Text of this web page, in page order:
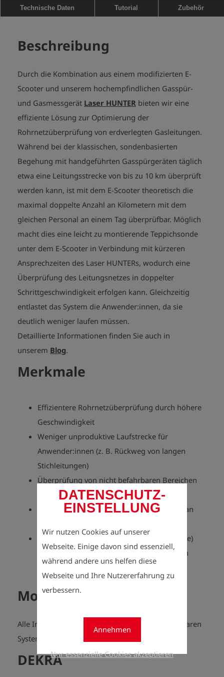
DATENSCHUTZ-
EINSTELLUNG
Wir nutzen Cookies auf unserer
Webseite. Einige davon sind essenziell,
während andere uns helfen diese
Webseite und Ihre Nutzererfahrung zu
verbessern.
Annehmen
Nur essenzielle Cookies akzeptieren
Technische Daten Tutorial Zubehör
Beschreibung
Durch die Kombination aus einem modifizierten E-
Scooter und unserem hochempfindlichen Gasspür-
und Gasmessgerät Laser HUNTER bieten wir eine
effiziente Lösung zur Optimierung der
Rohrnetzüberprüfung von erdverlegten Gasleitungen.
Während bei der klassischen, sondenbasierten
Begehung mit handgeführten Gasspürgeräten täglich
etwa eine Leitungsstrecke von bis zu 10 km überprüft
werden kann, ist mit dem E-Scooter theoretisch die
maximal doppelte Anzahl an Kilometern mit dem
gleichen Personal an einem Tag überprüfbar. Möglich
macht dies eine leicht zu montierende Teppichsonde
unter dem E-Scooter in Verbindung mit kürzeren
Ansprechzeiten des Laser HUNTERs, wodurch eine
Überprüfung des Leitungsnetzes in doppelter
Schrittgeschwindigkeit erfolgen kann. Gleichzeitig
entlastet das System die Anwender:innen, da sie
deutlich weniger laufen müssen.
Detaillierte Informationen finden Sie auch in
unserem Blog.
Merkmale
Effizientere Rohrnetzüberprüfung durch höhere
Geschwindigkeit
Weniger unproduktive Laufstrecke für
Anwender:innen (z. B. Rückweg von langen
Stichleitungen)
Überprüfung von nicht befahrbaren Bereichen
mit optional mitführbarer Glockensonde
Schneller und unkomplizierter Anzeigetest an
Anbindung anEsders Pi NOTE (GIS-Software)
möglich für eine lückenlose Dokumentation
Modulares System
Alle Informationen und Möglichkeiten des Modularen
Systems finden Sie
DEKRA